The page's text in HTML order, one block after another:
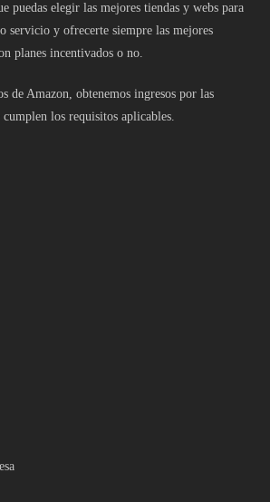
puedas elegir las mejores tiendas y webs para
servicio y ofrecerte siempre las mejores
planes incentivados o no.
de Amazon, obtenemos ingresos por las
cumplen los requisitos aplicables.